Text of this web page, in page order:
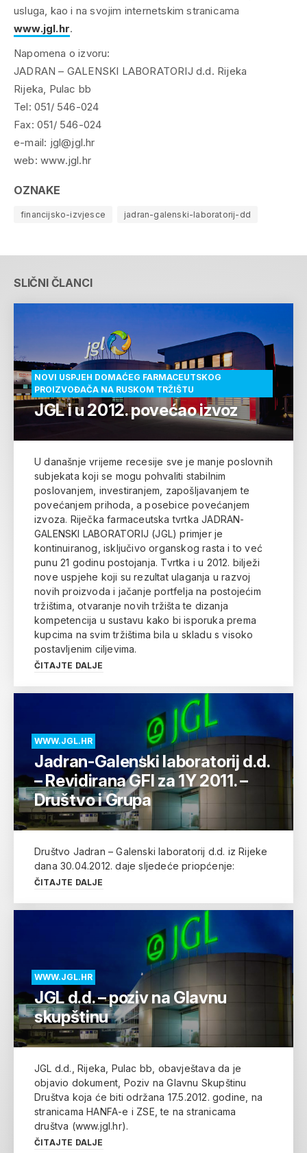
usluga, kao i na svojim internetskim stranicama
www.jgl.hr.
Napomena o izvoru:
JADRAN – GALENSKI LABORATORIJ d.d. Rijeka
Rijeka, Pulac bb
Tel: 051/ 546-024
Fax: 051/ 546-024
e-mail: jgl@jgl.hr
web: www.jgl.hr
OZNAKE
financijsko-izvjesce jadran-galenski-laboratorij-dd
SLIČNI ČLANCI
NOVI USPJEH DOMAĆEG FARMACEUTSKOG
PROIZVOĐAČA NA RUSKOM TRŽIŠTU
JGL i u 2012. povećao izvoz
U današnje vrijeme recesije sve je manje poslovnih
subjekata koji se mogu pohvaliti stabilnim
poslovanjem, investiranjem, zapošljavanjem te
povećanjem prihoda, a posebice povećanjem
izvoza. Riječka farmaceutska tvrtka JADRAN-
GALENSKI LABORATORIJ (JGL) primjer je
kontinuiranog, isključivo organskog rasta i to već
punu 21 godinu postojanja. Tvrtka i u 2012. bilježi
nove uspjehe koji su rezultat ulaganja u razvoj
novih proizvoda i jačanje portfelja na postojećim
tržištima, otvaranje novih tržišta te dizanja
kompetencija u sustavu kako bi isporuka prema
kupcima na svim tržištima bila u skladu s visoko
postavljenim ciljevima.
ČITAJTE DALJE
WWW.JGL.HR
Jadran-Galenski laboratorij d.d.
– Revidirana GFI za 1Y 2011. –
Društvo i Grupa
Društvo Jadran – Galenski laboratorij d.d. iz Rijeke
dana 30.04.2012. daje sljedeće priopćenje:
ČITAJTE DALJE
WWW.JGL.HR
JGL d.d. – poziv na Glavnu
skupštinu
JGL d.d., Rijeka, Pulac bb, obavještava da je
objavio dokument, Poziv na Glavnu Skupštinu
Društva koja će biti održana 17.5.2012. godine, na
stranicama HANFA-e i ZSE, te na stranicama
društva (www.jgl.hr).
ČITAJTE DALJE